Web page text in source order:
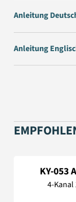
Anleitung
Anleitung
KY-053
4-Kanal